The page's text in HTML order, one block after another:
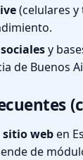
(celulares y
y
de Buenos
sitio weben
de